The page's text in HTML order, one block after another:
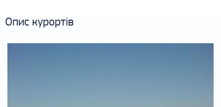
Опис курортів